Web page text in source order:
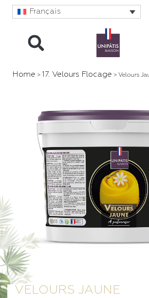
Français
Home > 17. Velours Flocage > Velours
VELOURS JAUNE